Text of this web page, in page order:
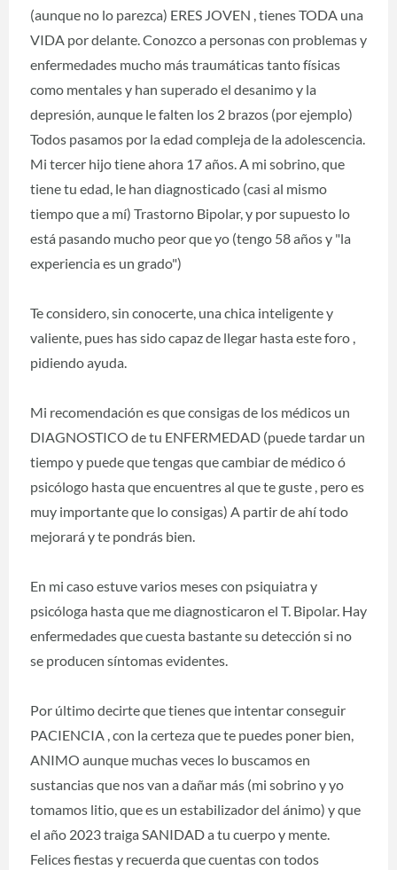
(aunque no lo parezca) ERES JOVEN , tienes TODA una
VIDA por delante. Conozco a personas con problemas y
enfermedades mucho más traumáticas tanto físicas
como mentales y han superado el desanimo y la
depresión, aunque le falten los 2 brazos (por ejemplo)
Todos pasamos por la edad compleja de la adolescencia.
Mi tercer hijo tiene ahora 17 años. A mi sobrino, que
tiene tu edad, le han diagnosticado (casi al mismo
tiempo que a mí) Trastorno Bipolar, y por supuesto lo
está pasando mucho peor que yo (tengo 58 años y "la
experiencia es un grado")
Te considero, sin conocerte, una chica inteligente y
valiente, pues has sido capaz de llegar hasta este foro ,
pidiendo ayuda.
Mi recomendación es que consigas de los médicos un
DIAGNOSTICO de tu ENFERMEDAD (puede tardar un
tiempo y puede que tengas que cambiar de médico ó
psicólogo hasta que encuentres al que te guste , pero es
muy importante que lo consigas) A partir de ahí todo
mejorará y te pondrás bien.
En mi caso estuve varios meses con psiquiatra y
psicóloga hasta que me diagnosticaron el T. Bipolar. Hay
enfermedades que cuesta bastante su detección si no
se producen síntomas evidentes.
Por último decirte que tienes que intentar conseguir
PACIENCIA , con la certeza que te puedes poner bien,
ANIMO aunque muchas veces lo buscamos en
sustancias que nos van a dañar más (mi sobrino y yo
tomamos litio, que es un estabilizador del ánimo) y que
el año 2023 traiga SANIDAD a tu cuerpo y mente.
Felices fiestas y recuerda que cuentas con todos